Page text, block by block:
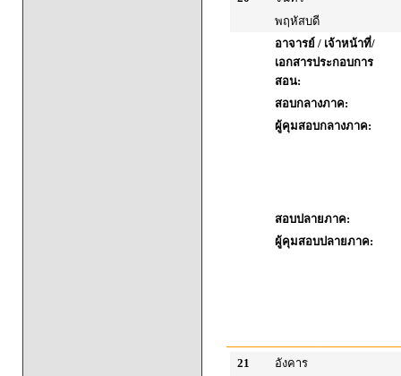
พฤหัสบดี
อาจารย์ / เจ้าหน้าที่/
เอกสารประกอบการ
สอน:
สอบกลางภาค:
ผู้คุมสอบกลางภาค:
สอบปลายภาค:
ผู้คุมสอบปลายภาค:
21 อังคาร